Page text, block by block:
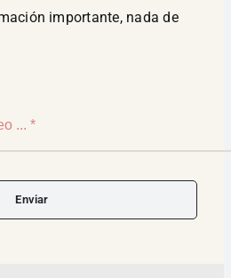
importante, nada de
Enviar